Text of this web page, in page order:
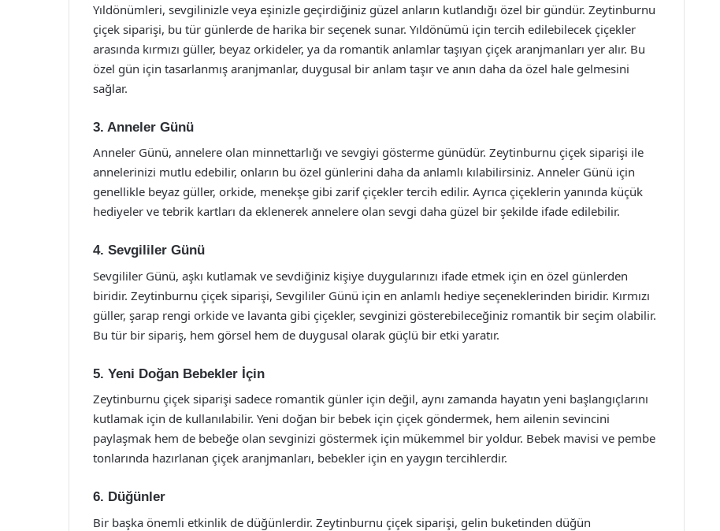
Yıldönümleri, sevgilinizle veya eşinizle geçirdiğiniz güzel anların kutlandığı özel bir gündür. Zeytinburnu
çiçek siparişi, bu tür günlerde de harika bir seçenek sunar. Yıldönümü için tercih edilebilecek çiçekler
arasında kırmızı güller, beyaz orkideler, ya da romantik anlamlar taşıyan çiçek aranjmanları yer alır. Bu
özel gün için tasarlanmış aranjmanlar, duygusal bir anlam taşır ve anın daha da özel hale gelmesini
sağlar.
3. Anneler Günü
Anneler Günü, annelere olan minnettarlığı ve sevgiyi gösterme günüdür. Zeytinburnu çiçek siparişi ile
annelerinizi mutlu edebilir, onların bu özel günlerini daha da anlamlı kılabilirsiniz. Anneler Günü için
genellikle beyaz güller, orkide, menekşe gibi zarif çiçekler tercih edilir. Ayrıca çiçeklerin yanında küçük
hediyeler ve tebrik kartları da eklenerek annelere olan sevgi daha güzel bir şekilde ifade edilebilir.
4. Sevgililer Günü
Sevgililer Günü, aşkı kutlamak ve sevdiğiniz kişiye duygularınızı ifade etmek için en özel günlerden
biridir. Zeytinburnu çiçek siparişi, Sevgililer Günü için en anlamlı hediye seçeneklerinden biridir. Kırmızı
güller, şarap rengi orkide ve lavanta gibi çiçekler, sevginizi gösterebileceğiniz romantik bir seçim olabilir.
Bu tür bir sipariş, hem görsel hem de duygusal olarak güçlü bir etki yaratır.
5. Yeni Doğan Bebekler İçin
Zeytinburnu çiçek siparişi sadece romantik günler için değil, aynı zamanda hayatın yeni başlangıçlarını
kutlamak için de kullanılabilir. Yeni doğan bir bebek için çiçek göndermek, hem ailenin sevincini
paylaşmak hem de bebeğe olan sevginizi göstermek için mükemmel bir yoldur. Bebek mavisi ve pembe
tonlarında hazırlanan çiçek aranjmanları, bebekler için en yaygın tercihlerdir.
6. Düğünler
Bir başka önemli etkinlik de düğünlerdir. Zeytinburnu çiçek siparişi, gelin buketinden düğün